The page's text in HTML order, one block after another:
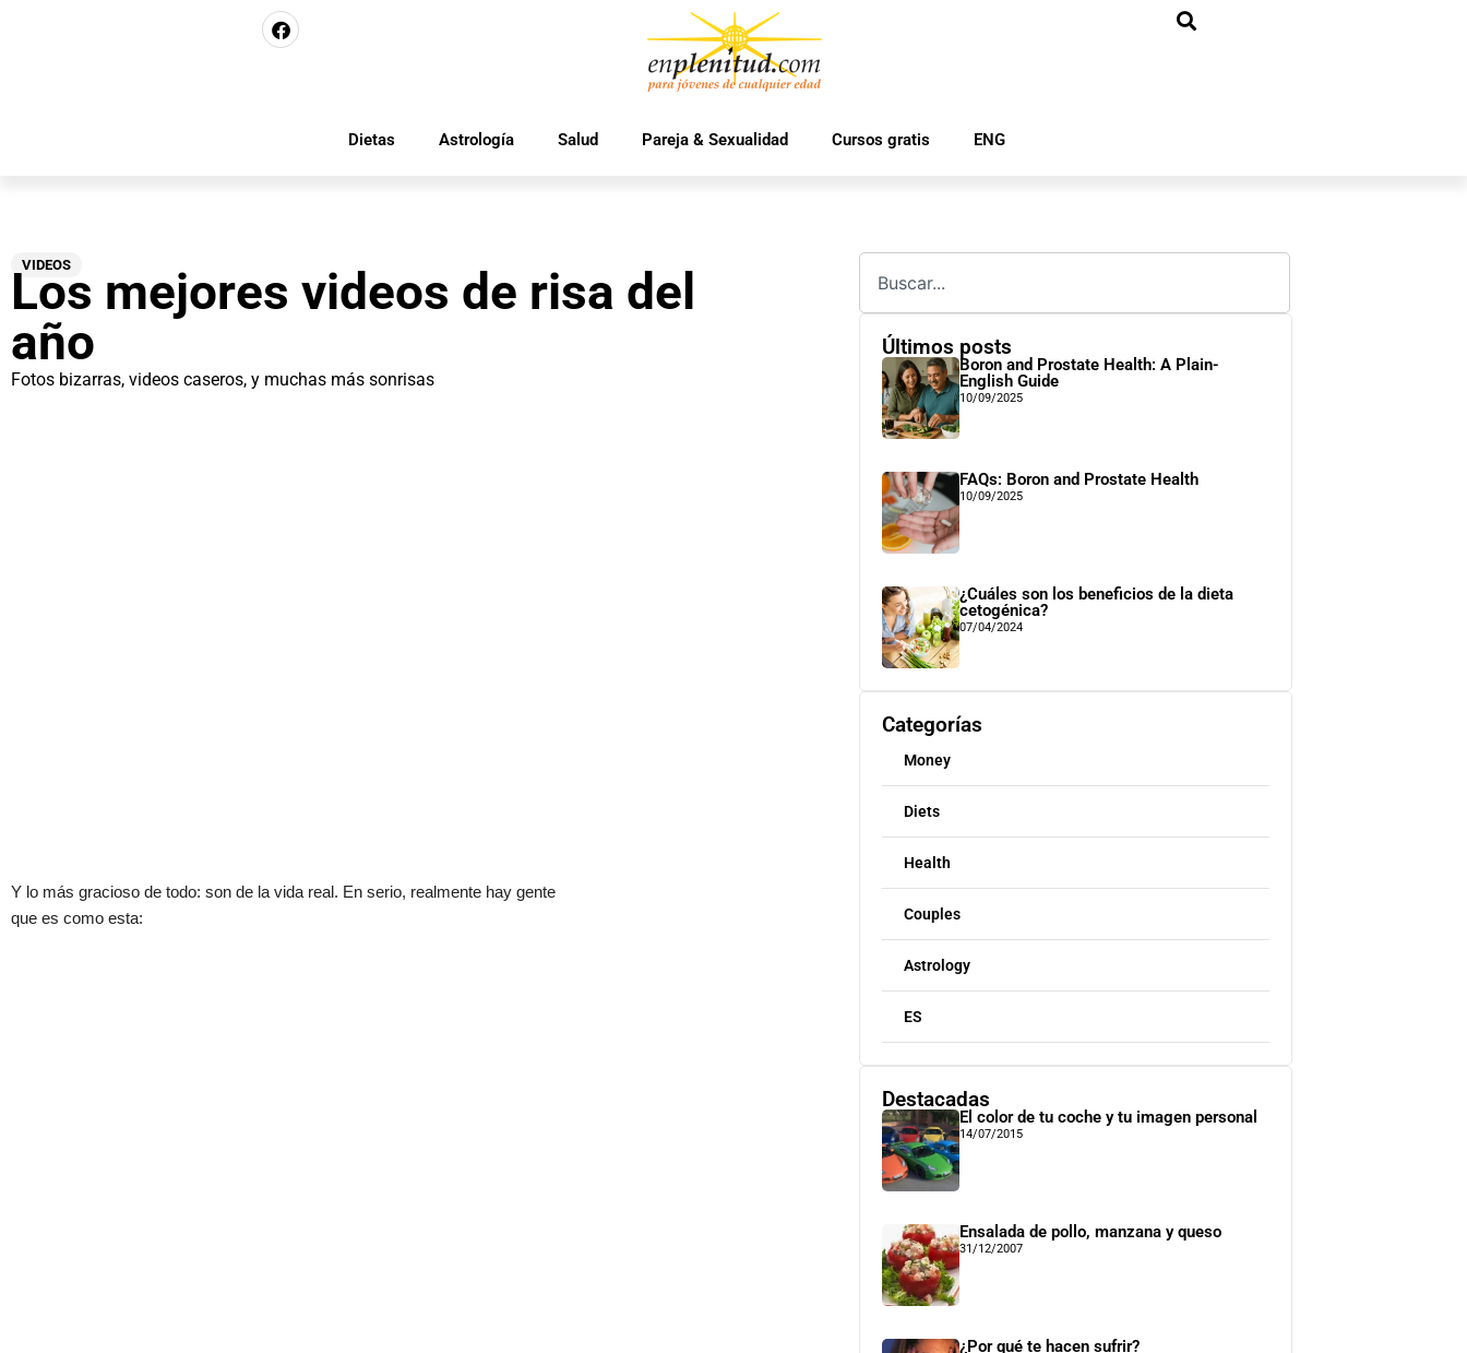
Dietas Astrología Salud Pareja & Sexualidad Cursos gratis ENG
VIDEOS
Los mejores videos de risa del
año
Fotos bizarras, videos caseros, y muchas más sonrisas
Y lo más gracioso de todo: son de la vida real. En serio, realmente hay gente
que es como esta:
Últimos posts
Boron and Prostate Health: A Plain-
English Guide
10/09/2025
FAQs: Boron and Prostate Health
10/09/2025
¿Cuáles son los beneficios de la dieta
cetogénica?
07/04/2024
Categorías
Money
Diets
Health
Couples
Astrology
ES
Destacadas
El color de tu coche y tu imagen personal
14/07/2015
Ensalada de pollo, manzana y queso
31/12/2007
¿Por qué te hacen sufrir?